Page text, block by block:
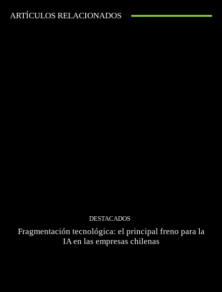
ARTÍCULOS RELACIONADOS
DESTACADOS
Fragmentación tecnológica: el principal freno para la
IA en las empresas chilenas